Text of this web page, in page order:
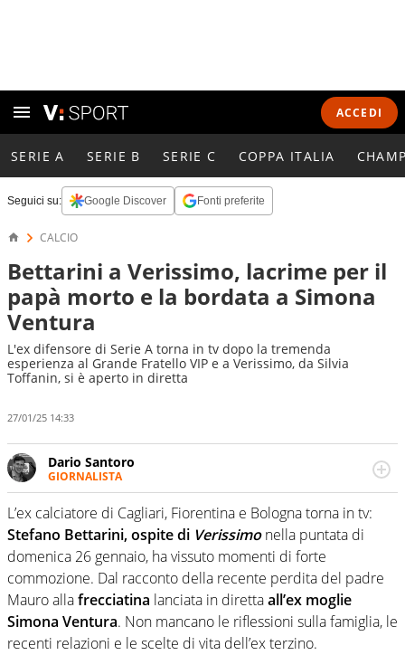
ACCEDI
SERIE A SERIE B SERIE C COPPA ITALIA
Seguici su: Google Discover Fonti preferite
CALCIO
Bettarini a Verissimo, lacrime per il
papà morto e la bordata a Simona
Ventura
L'ex difensore di Serie A torna in tv dopo la tremenda
esperienza al Grande Fratello VIP e a Verissimo, da Silvia
Toffanin, si è aperto in diretta
27/01/25 14:33
Dario Santoro
GIORNALISTA
Scrive, commenta, racconta lo sport in tutte le
sfaccettature. Tocca l'apice quando ha modo di
concentrarsi sulle interviste ai grandi protagonisti
L’ex calciatore di Cagliari, Fiorentina e Bologna torna in tv:
Stefano Bettarini, ospite di Verissimonella puntata di
domenica 26 gennaio, ha vissuto momenti di forte
commozione. Dal racconto della recente perdita del padre
Mauro allafrecciatina lanciata in direttaall’ex moglie
Simona Ventura. Non mancano le riflessioni sulla famiglia, le
recenti relazioni e le scelte di vita dell’ex terzino.